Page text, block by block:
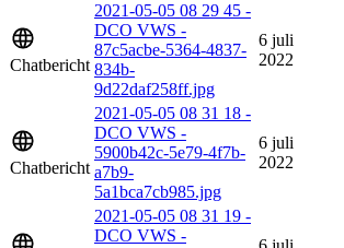
Chatbericht
2021-05-05 08 29 45 -
DCO VWS -
87c5acbe-5364-4837-
834b-
9d22daf258ff.jpg
6 juli
2022
Chatbericht
2021-05-05 08 31 18 -
DCO VWS -
5900b42c-5e79-4f7b-
a7b9-
5a1bca7cb985.jpg
6 juli
2022
2021-05-05 08 31 19 -
DCO VWS -